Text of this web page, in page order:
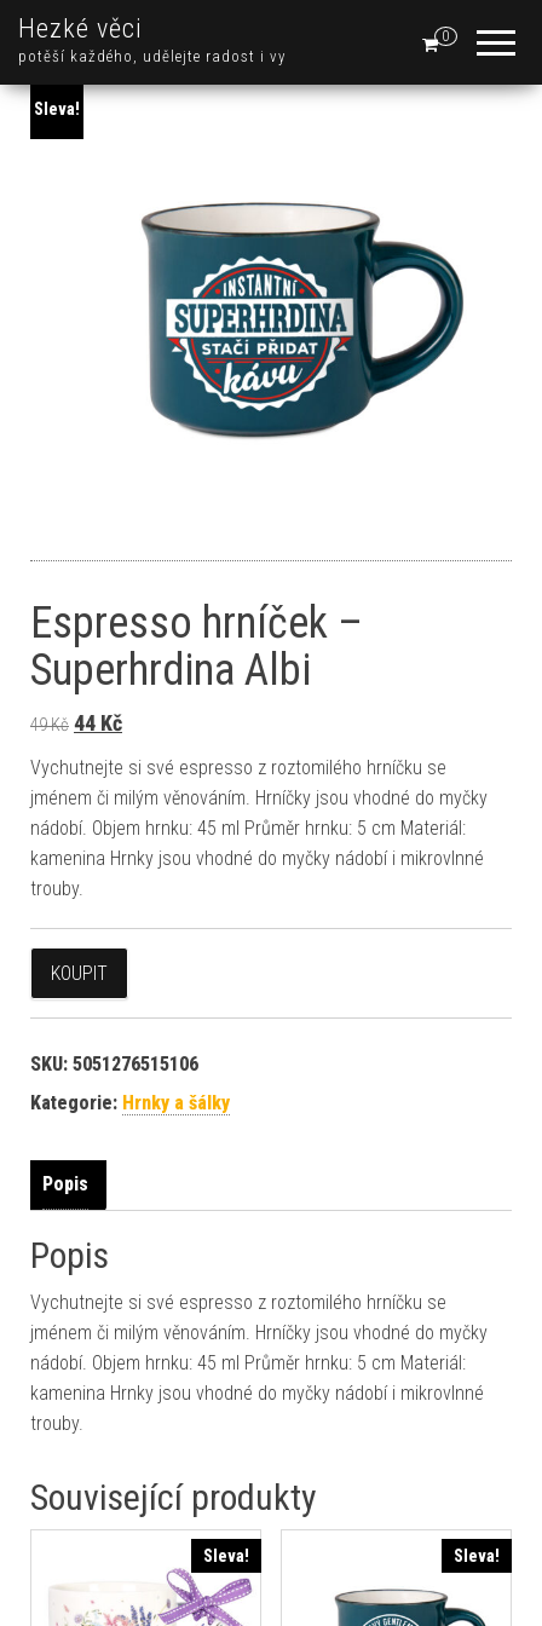
Hezké věci
potěší každého, udělejte radost i vy
0
Sleva!
Espresso hrníček –
Superhrdina Albi
49Kč Původní cena byla: 49 Kč.
44 KčAktuální cena je: 44 Kč.
Vychutnejte si své espresso z roztomilého hrníčku se
jménem či milým věnováním. Hrníčky jsou vhodné do myčky
nádobí. Objem hrnku: 45 ml Průměr hrnku: 5 cm Materiál:
kamenina Hrnky jsou vhodné do myčky nádobí i mikrovlnné
trouby.
KOUPIT
SKU: 5051276515106
Kategorie: Hrnky a šálky
Popis
Popis
Vychutnejte si své espresso z roztomilého hrníčku se
jménem či milým věnováním. Hrníčky jsou vhodné do myčky
nádobí. Objem hrnku: 45 ml Průměr hrnku: 5 cm Materiál:
kamenina Hrnky jsou vhodné do myčky nádobí i mikrovlnné
trouby.
Související produkty
Sleva! Sleva!